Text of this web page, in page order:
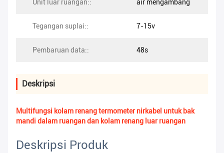
Unit luar ruangan:: air mengambang
Tegangan suplai:: 7-15v
Pembaruan data:: 48s
Deskripsi
Multifungsi kolam renang termometer nirkabel untuk bak
mandi dalam ruangan dan kolam renang luar ruangan
Deskripsi Produk